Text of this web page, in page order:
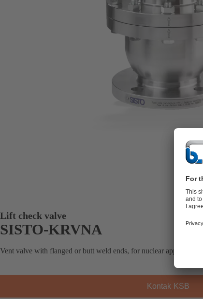
Lift check valve
SISTO-KRVNA
Vent valve with flanged or butt weld ends, for nuclear
Kontak KSB